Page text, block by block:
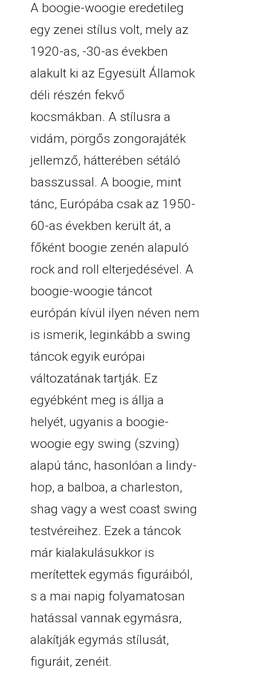
A boogie-woogie eredetileg
egy zenei stílus volt, mely az
1920-as, -30-as években
alakult ki az Egyesült Államok
déli részén fekvő
kocsmákban. A stílusra a
vidám, pörgős zongorajáték
jellemző, hátterében sétáló
basszussal. A boogie, mint
tánc, Európába csak az 1950-
60-as években került át, a
főként boogie zenén alapuló
rock and roll elterjedésével. A
boogie-woogie táncot
európán kívül ilyen néven nem
is ismerik, leginkább a swing
táncok egyik európai
változatának tartják. Ez
egyébként meg is állja a
helyét, ugyanis a boogie-
woogie egy swing (szving)
alapú tánc, hasonlóan a lindy-
hop, a balboa, a charleston,
shag vagy a west coast swing
testvéreihez. Ezek a táncok
már kialakulásukkor is
merítettek egymás figuráiból,
s a mai napig folyamatosan
hatással vannak egymásra,
alakítják egymás stílusát,
figuráit, zenéit.